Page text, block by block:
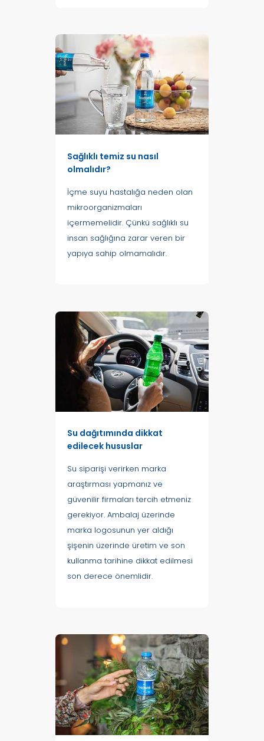
Sağlıklı temiz su nasıl
olmalıdır?
İçme suyu hastalığa neden olan
mikroorganizmaları
içermemelidir. Çünkü sağlıklı su
insan sağlığına zarar veren bir
yapıya sahip olmamalıdır.
Su dağıtımında dikkat
edilecek hususlar
Su siparişi verirken marka
araştırması yapmanız ve
güvenilir firmaları tercih etmeniz
gerekiyor. Ambalaj üzerinde
marka logosunun yer aldığı
şişenin üzerinde üretim ve son
kullanma tarihine dikkat edilmesi
son derece önemlidir.